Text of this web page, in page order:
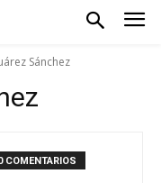
Sánchez
COMENTARIOS